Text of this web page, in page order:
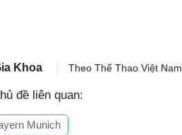
Khoa Theo Thể Thao Việt Nam
đề liên quan:
Munich